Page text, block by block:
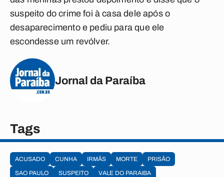
suspeito do crime foi à casa dele após o
desaparecimento e pediu para que ele
escondesse um revólver.
Jornal da Paraíba
Tags
ACUSADO CUNHA IRMÃS MORTE
PRISÃO
SAO PAULO
SUSPEITO VALE DO PARAIBA